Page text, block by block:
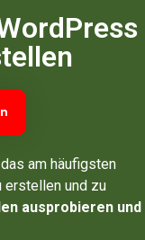
am häufigsten
erstellen und zu
ausprobieren und